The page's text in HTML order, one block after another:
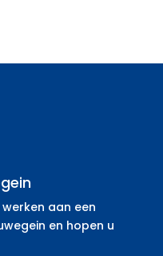
aan een
en hopen u